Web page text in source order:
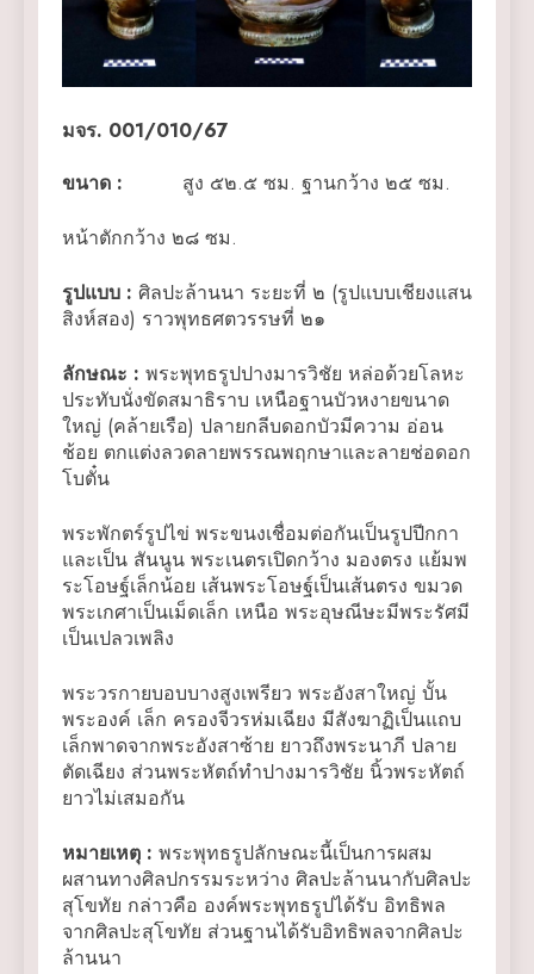
มจร. 001/010/67
ขนาด :
สูง ๕๒.๕ ซม. ฐานกว้าง ๒๕ ซม.
หน้าตักกว้าง ๒๘ ซม.
รูปแบบ : ศิลปะล้านนา ระยะที่ ๒ (รูปแบบเชียงแสน
สิงห์สอง) ราวพุทธศตวรรษที่ ๒๑
ลักษณะ : พระพุทธรูปปางมารวิชัย หล่อด้วยโลหะ
ประทับนั่งขัดสมาธิราบ เหนือฐานบัวหงายขนาด
ใหญ่ (คล้ายเรือ) ปลายกลีบดอกบัวมีความ อ่อน
ช้อย ตกแต่งลวดลายพรรณพฤกษาและลายช่อดอก
โบตั๋น
พระพักตร์รูปไข่ พระขนงเชื่อมต่อกันเป็นรูปปีกกา
และเป็น สันนูน พระเนตรเปิดกว้าง มองตรง แย้มพ
ระโอษฐ์เล็กน้อย เส้นพระโอษฐ์เป็นเส้นตรง ขมวด
พระเกศาเป็นเม็ดเล็ก เหนือ พระอุษณีษะมีพระรัศมี
เป็นเปลวเพลิง
พระวรกายบอบบางสูงเพรียว พระอังสาใหญ่ บั้น
พระองค์ เล็ก ครองจีวรห่มเฉียง มีสังฆาฏิเป็นแถบ
เล็กพาดจากพระอังสาซ้าย ยาวถึงพระนาภี ปลาย
ตัดเฉียง ส่วนพระหัตถ์ทำปางมารวิชัย นิ้วพระหัตถ์
ยาวไม่เสมอกัน
หมายเหตุ : พระพุทธรูปลักษณะนี้เป็นการผสม
ผสานทางศิลปกรรมระหว่าง ศิลปะล้านนากับศิลปะ
สุโขทัย กล่าวคือ องค์พระพุทธรูปได้รับ อิทธิพล
จากศิลปะสุโขทัย ส่วนฐานได้รับอิทธิพลจากศิลปะ
ล้านนา